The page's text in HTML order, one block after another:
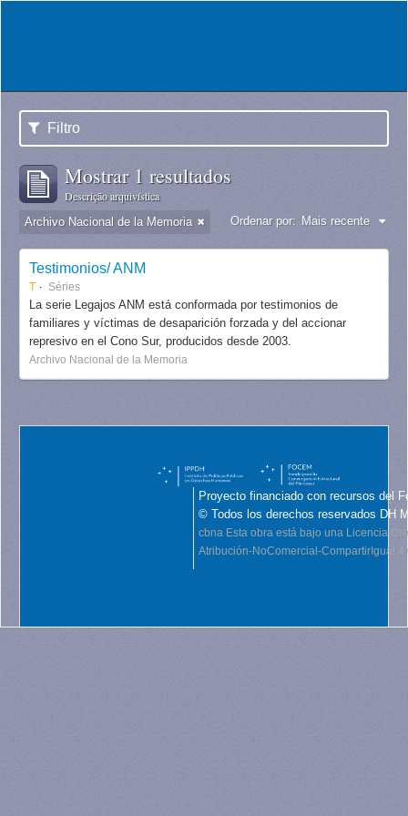
Filtro
Mostrar 1 resultados
Descrição arquivística
Archivo Nacional de la Memoria Ordenar por: Mais recente
Testimonios/ ANM
T Séries
La serie Legajos ANM está conformada por testimonios de
familiares y víctimas de desaparición forzada y del accionar
represivo en el Cono Sur, producidos desde 2003.
Archivo Nacional de la Memoria
Proyecto financiado con recursos del
© Todos los derechos reservados DH
cbna Esta obra está bajo una Licencia
Atribución-NoComercial-CompartirIgual